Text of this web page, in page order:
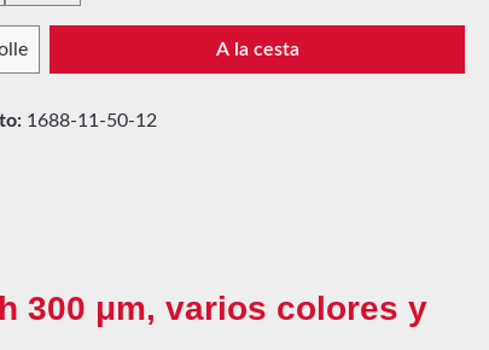
producto: introduce la cantidad
A la cesta
1688-11-50-12
300 μm, varios colores y